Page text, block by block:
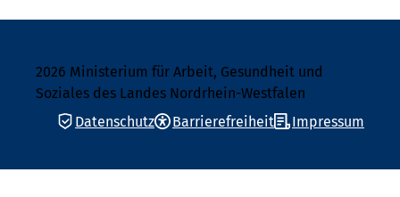
2026 Ministerium für Arbeit, Gesundheit und
Soziales des Landes Nordrhein-Westfalen
Datenschutz
Barrierefreiheit Impressum